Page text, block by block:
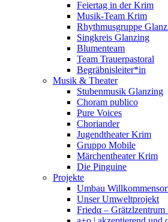
Feiertag in der Krim
Musik-Team Krim
Rhythmusgruppe
Singkreis Glanzing
Blumenteam
Team Trauerpastoral
Begräbnisleiter*in
Musik & Theater
Stubenmusik Glanzing
Choram publico
Pure Voices
Choriander
Jugendtheater Krim
Gruppo Mobile
Märchentheater Krim
Die Pinguine
Projekte
Umbau
Unser Umweltprojekt
Friedα –